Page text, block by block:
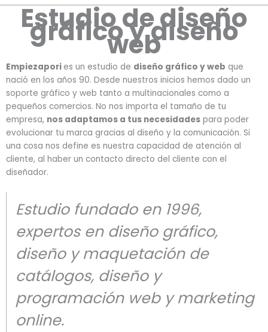
Estudio de diseño
gráfico y diseño
web
Empiezapori es un estudio de diseño gráfico y web que
nació en los años 90. Desde nuestros inicios hemos dado un
soporte gráfico y web tanto a multinacionales como a
pequeños comercios. No nos importa el tamaño de tu
empresa, nos adaptamos a tus necesidades para poder
evolucionar tu marca gracias al diseño y la comunicación. Si
una cosa nos define es nuestra capacidad de atención al
cliente, al haber un contacto directo del cliente con el
diseñador.
Estudio fundado en 1996,
expertos en diseño gráfico,
diseño y maquetación de
catálogos, diseño y
programación web y marketing
online.